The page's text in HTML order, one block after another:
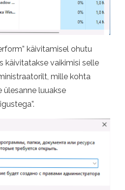
käivitamisel ohutu
käivitatakse vaikimisi selle
mille kohta
ülesanne luuakse